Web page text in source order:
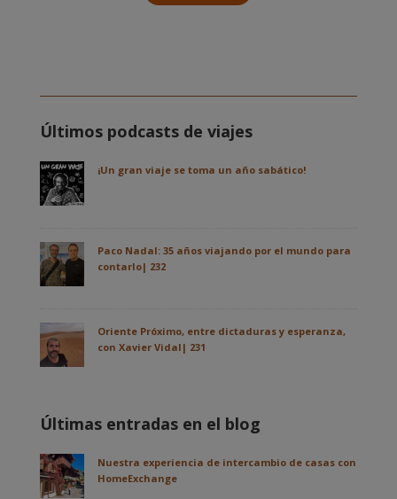
Últimos podcasts de viajes
¡Un gran viaje se toma un año sabático!
Paco Nadal: 35 años viajando por el mundo para
contarlo| 232
Oriente Próximo, entre dictaduras y esperanza,
con Xavier Vidal| 231
Últimas entradas en el blog
Nuestra experiencia de intercambio de casas con
HomeExchange